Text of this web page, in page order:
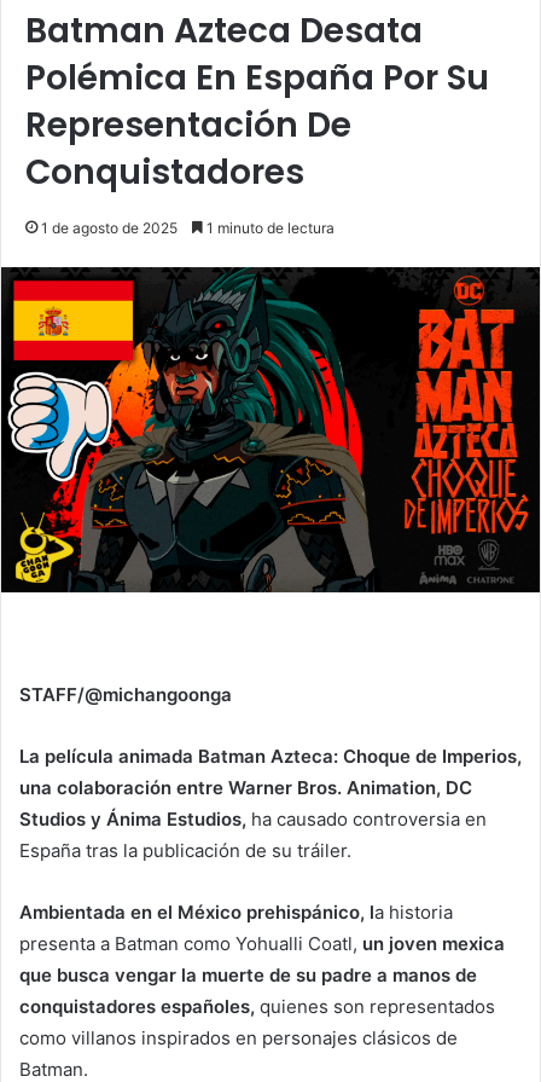
Batman Azteca Desata
Polémica En España Por Su
Representación De
Conquistadores
1 de agosto de 2025 1 minuto de lectura
STAFF/@michangoonga
La película animada Batman Azteca: Choque de Imperios,
una colaboración entre Warner Bros. Animation, DC
Studios y Ánima Estudios, ha causado controversia en
España tras la publicación de su tráiler.
Ambientada en el México prehispánico, la historia
presenta a Batman como Yohualli Coatl, un joven mexica
que busca vengar la muerte de su padre a manos de
conquistadores españoles, quienes son representados
como villanos inspirados en personajes clásicos de
Batman.